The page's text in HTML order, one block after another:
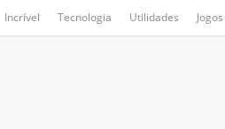
Incrível Tecnologia Utilidades Jogos